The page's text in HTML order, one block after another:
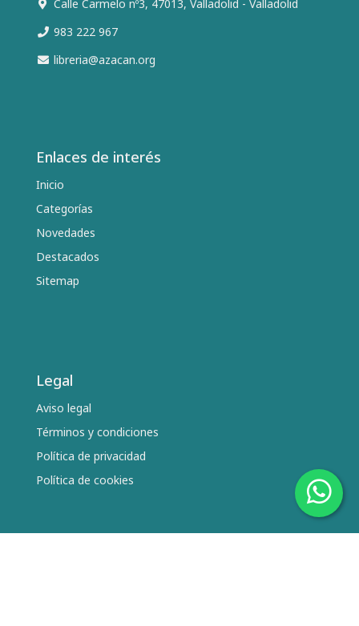
Calle Carmelo nº3, 47013, Valladolid - Valladolid
983 222 967
libreria@azacan.org
Enlaces de interés
Inicio
Categorías
Novedades
Destacados
Sitemap
Legal
Aviso legal
Términos y condiciones
Política de privacidad
Política de cookies